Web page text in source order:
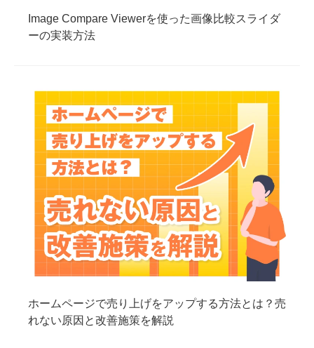
Image Compare Viewerを使った画像比較スライダ
ーの実装方法
ホームページで売り上げをアップする方法とは？売
れない原因と改善施策を解説